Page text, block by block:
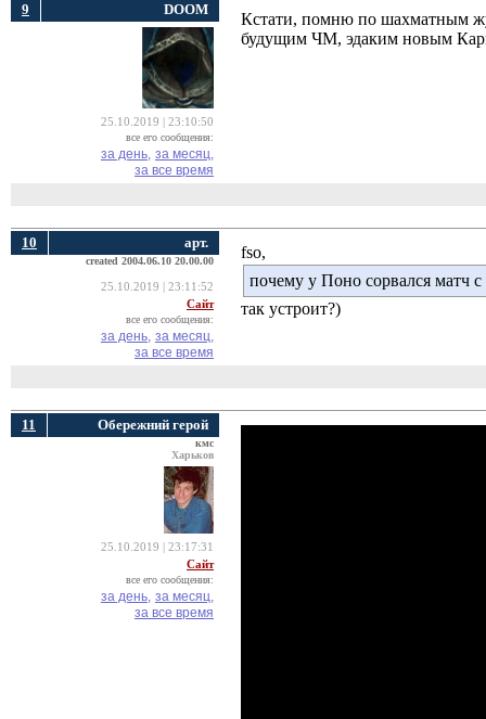
9 DOOM
25.10.2019 | 23:10:50
все его сообщения:
за день, за месяц,
за все время
Кстати, помню по шахматным
будущим ЧМ, эдаким новым
10 арт.
created 2004.06.10 20.00.00
25.10.2019 | 23:11:52
Сайт
все его сообщения:
за день, за месяц,
за все время
fso,
почему у Поно сорвался матч
так устроит?)
11 Обережний герой
кмс
Харьков
25.10.2019 | 23:17:31
Сайт
все его сообщения:
за день, за месяц,
за все время